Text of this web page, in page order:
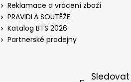
Reklamace a vrácení zboží
PRAVIDLA SOUTĚŽE
Katalog BTS 2026
Partnerské prodejny